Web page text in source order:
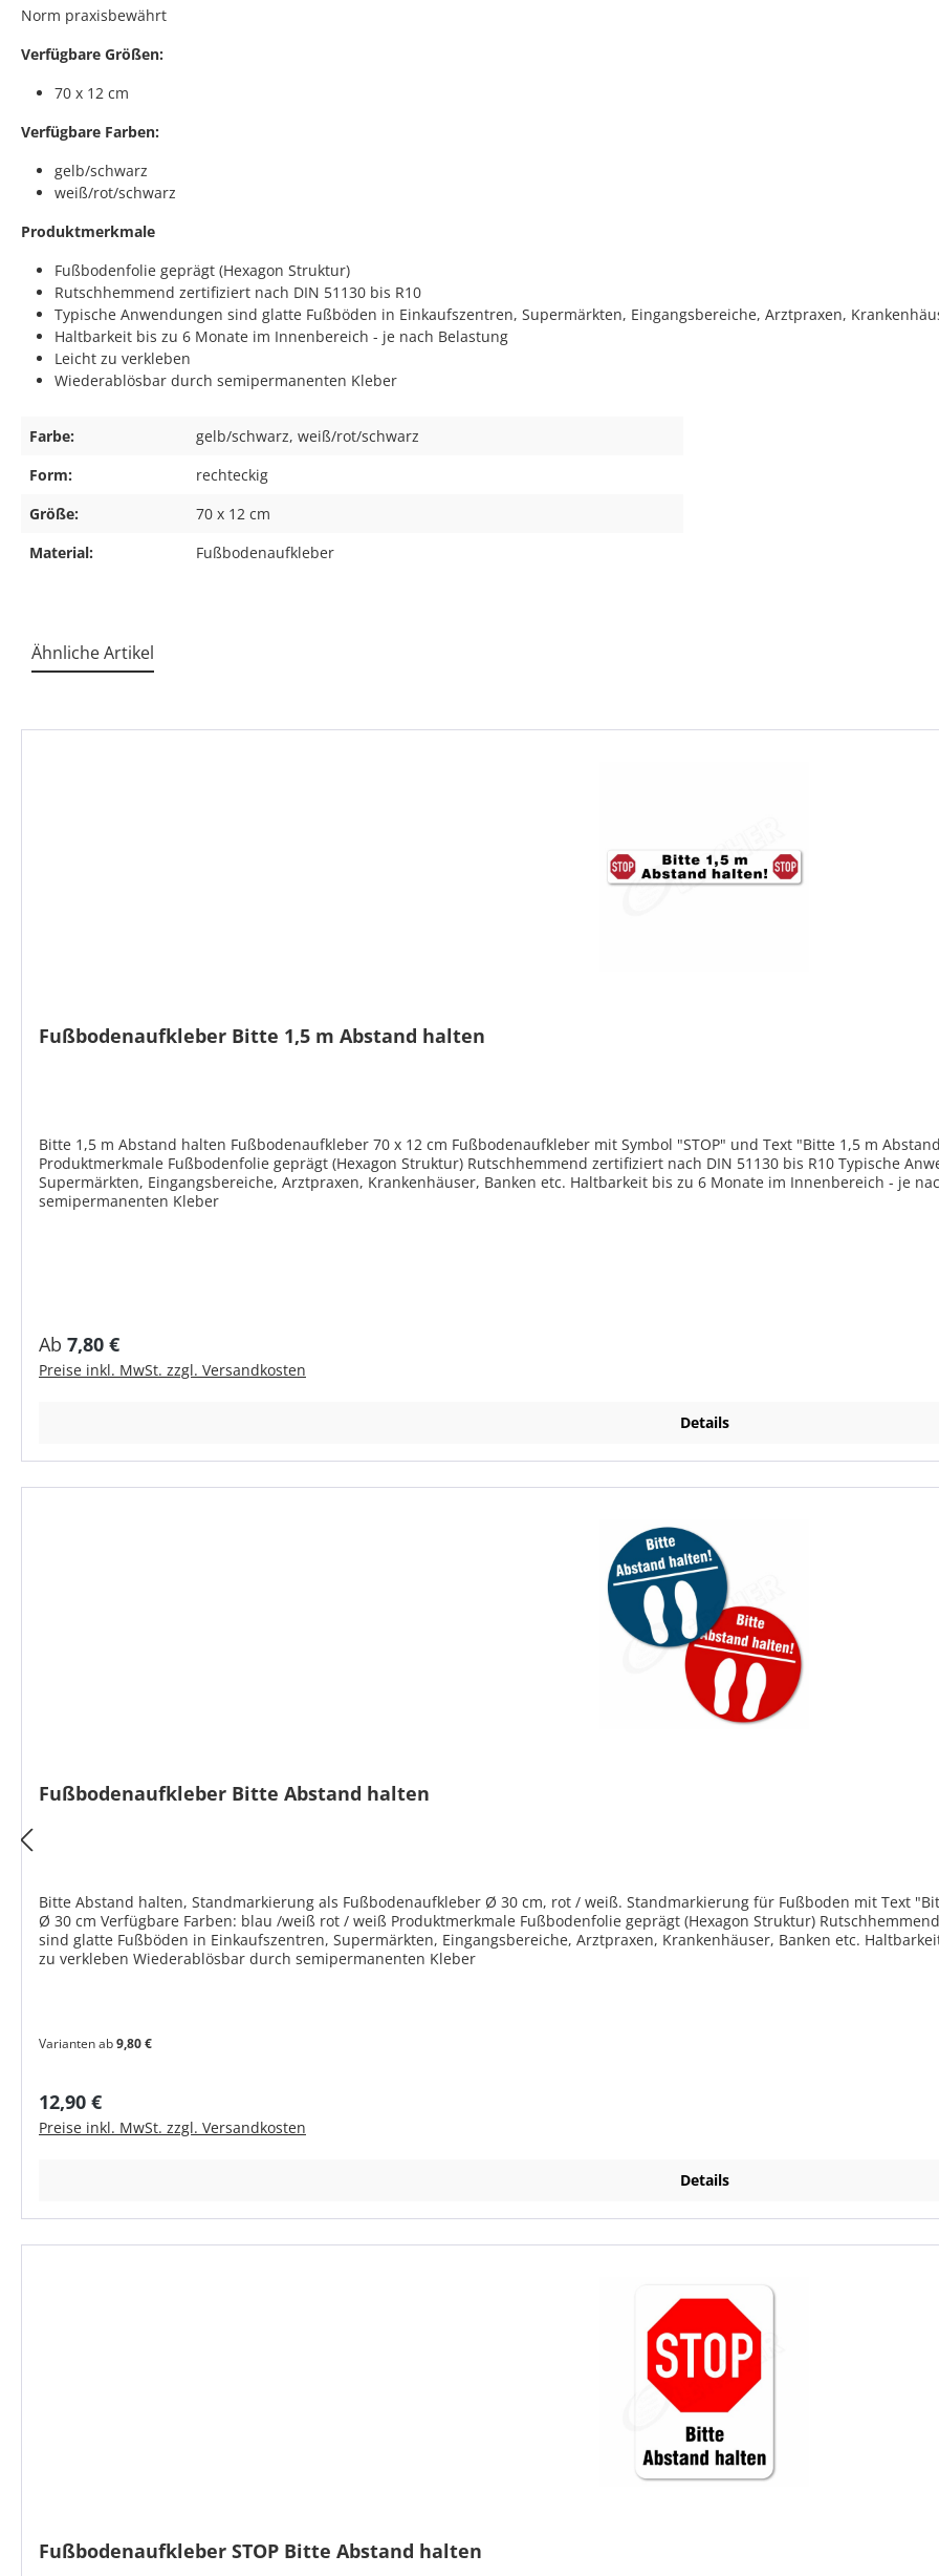
Norm praxisbewährt
Verfügbare Größen:
70 x 12 cm
Verfügbare Farben:
gelb/schwarz
weiß/rot/schwarz
Produktmerkmale
Fußbodenfolie geprägt (Hexagon Struktur)
Rutschhemmend zertifiziert nach DIN 51130 bis R10
Typische Anwendungen sind glatte Fußböden in Einkaufszentren, Supermärkten, Eingangsbereiche, Arztpraxen,
Haltbarkeit bis zu 6 Monate im Innenbereich - je nach Belastung
Leicht zu verkleben
Wiederablösbar durch semipermanenten Kleber
Farbe:
gelb/schwarz, weiß/rot/schwarz
Form:
rechteckig
Größe:
70 x 12 cm
Material:
Fußbodenaufkleber
Ähnliche Artikel
Fußbodenaufkleber Bitte 1,5 m Abstand halten
Bitte 1,5 m Abstand halten Fußbodenaufkleber 70 x 12 cm Fußbodenaufkleber mit Symbol "STOP" und Text "Bitte 1,5 m
Produktmerkmale Fußbodenfolie geprägt (Hexagon Struktur) Rutschhemmend zertifiziert nach DIN 51130 bis R10 Typische
Supermärkten, Eingangsbereiche, Arztpraxen, Krankenhäuser, Banken etc. Haltbarkeit bis zu 6 Monate im Innenbereich - je
semipermanenten Kleber
Regulärer Preis:
Ab 7,80 €
Preise inkl. MwSt. zzgl. Versandkosten
Details
Fußbodenaufkleber Bitte Abstand halten
Bitte Abstand halten, Standmarkierung als Fußbodenaufkleber Ø 30 cm, rot / weiß. Standmarkierung für Fußboden mit Text
Ø 30 cm Verfügbare Farben: blau /weiß rot / weiß Produktmerkmale Fußbodenfolie geprägt (Hexagon Struktur)
sind glatte Fußböden in Einkaufszentren, Supermärkten, Eingangsbereiche, Arztpraxen, Krankenhäuser, Banken etc.
zu verkleben Wiederablösbar durch semipermanenten Kleber
Varianten ab9,80 €
Regulärer Preis:
12,90 €
Preise inkl. MwSt. zzgl. Versandkosten
Details
Fußbodenaufkleber STOP Bitte Abstand halten